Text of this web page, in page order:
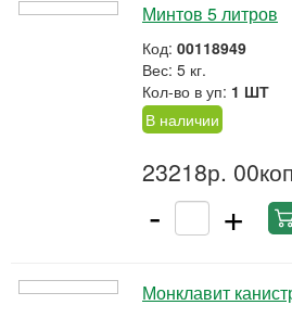
Минтов 5 литров
Код: 00118949
Вес: 5 кг.
Кол-во в уп: 1 ШТ
В наличии
23218р.
- +
Монклавит